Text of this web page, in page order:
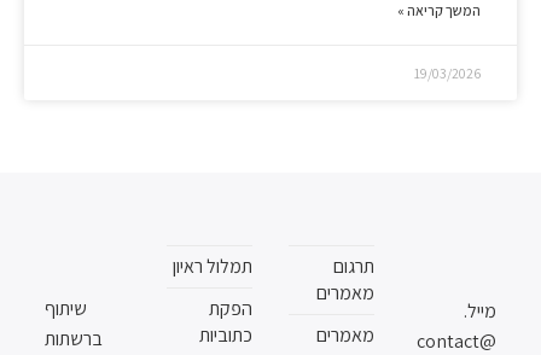
המשך קריאה »
19/03/2026
מייל.
contact@
תרגום
מאמרים
מאמרים
תמלול ראיון
הפקת
כתוביות
שיתוף
ברשתות